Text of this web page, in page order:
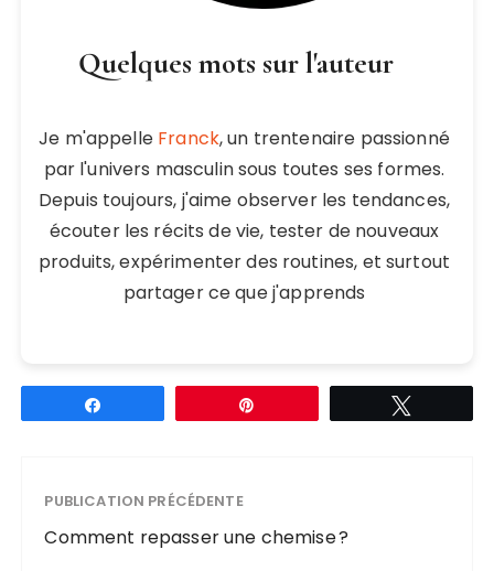
Quelques mots sur l'auteur
Je m'appelle Franck, un trentenaire passionné
par l'univers masculin sous toutes ses formes.
Depuis toujours, j'aime observer les tendances,
écouter les récits de vie, tester de nouveaux
produits, expérimenter des routines, et surtout
partager ce que j'apprends
PUBLICATION PRÉCÉDENTE
Comment repasser une chemise ?